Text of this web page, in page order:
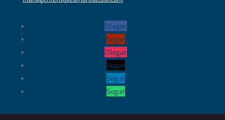
Seguir
Seguir
Seguir
Seguir
Seguir
Seguir